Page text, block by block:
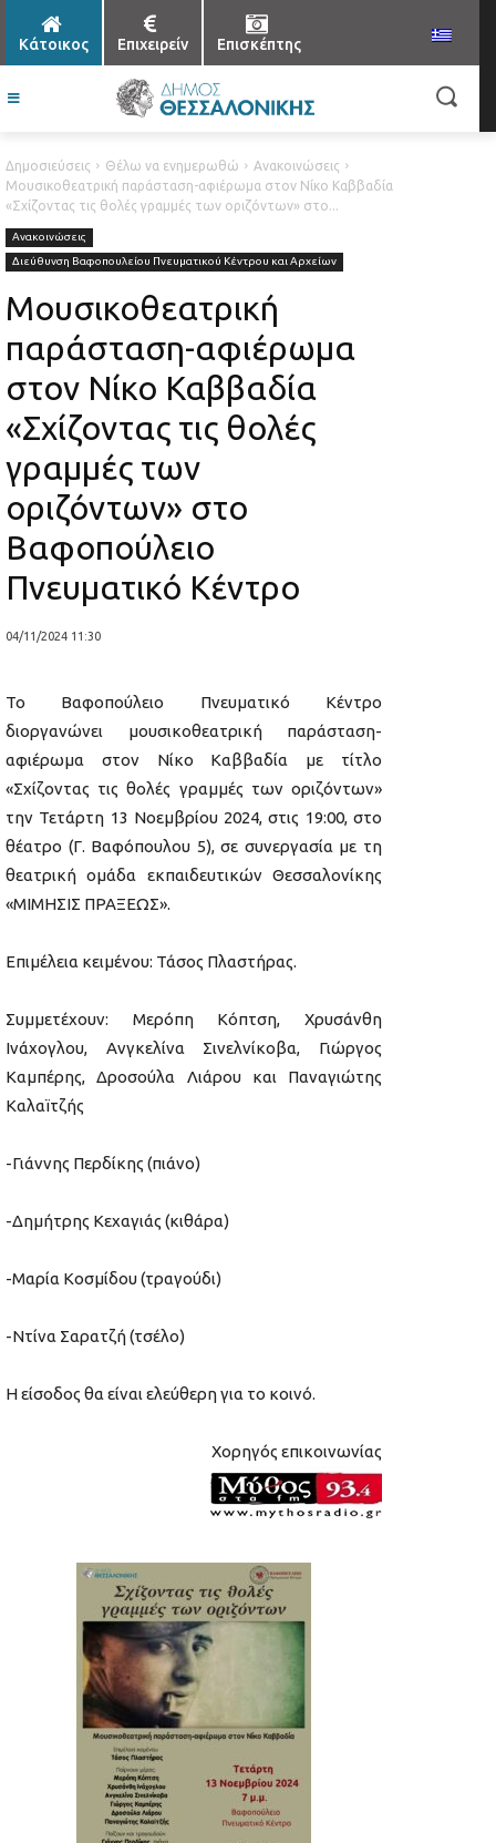
Κάτοικος Επιχειρείν Επισκέπτης
Δημοσιεύσεις Θέλω να ενημερωθώ
Ανακοινώσεις
Μουσικοθεατρική παράσταση-αφιέρωμα στον Νίκο Καββαδία
«Σχίζοντας τις θολές γραμμές των οριζόντων» στο...
Ανακοινώσεις
Διεύθυνση Βαφοπουλείου Πνευματικού Κέντρου και Αρχείων
Μουσικοθεατρική
παράσταση-αφιέρωμα
στον Νίκο Καββαδία
«Σχίζοντας τις θολές
γραμμές των
οριζόντων» στο
Βαφοπούλειο
Πνευματικό Κέντρο
04/11/2024 11:30
Το Βαφοπούλειο Πνευματικό Κέντρο
διοργανώνει μουσικοθεατρική παράσταση-
αφιέρωμα στον Νίκο Καββαδία με τίτλο
«Σχίζοντας τις θολές γραμμές των οριζόντων»
την Τετάρτη 13 Νοεμβρίου 2024, στις 19:00, στο
θέατρο (Γ. Βαφόπουλου 5), σε συνεργασία με τη
θεατρική ομάδα εκπαιδευτικών Θεσσαλονίκης
«ΜΙΜΗΣΙΣ ΠΡΑΞΕΩΣ».
Επιμέλεια κειμένου: Τάσος Πλαστήρας.
Συμμετέχουν: Μερόπη Κόπτση, Χρυσάνθη
Ινάχογλου, Ανγκελίνα Σινελνίκοβα, Γιώργος
Καμπέρης, Δροσούλα Λιάρου και Παναγιώτης
Καλαïτζής
-Γιάννης Περδίκης (πιάνο)
-Δημήτρης Κεχαγιάς (κιθάρα)
-Μαρία Κοσμίδου (τραγούδι)
-Ντίνα Σαρατζή (τσέλο)
Η είσοδος θα είναι ελεύθερη για το κοινό.
Χορηγός επικοινωνίας